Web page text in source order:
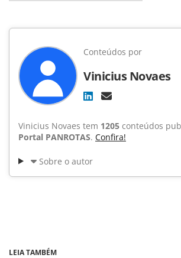
Conteúdos por
Vinicius Novaes
Vinicius Novaes tem 1205 conteúdos
Portal PANROTAS. Confira!
Sobre o autor
LEIA TAMBÉM